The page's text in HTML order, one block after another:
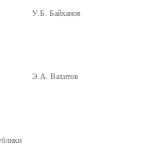
Байханов
Вахитов